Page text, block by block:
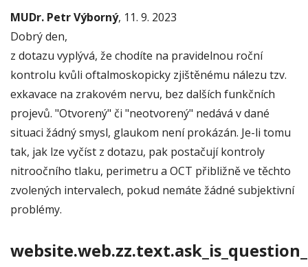
MUDr. Petr Výborný, 11. 9. 2023
Dobrý den,
z dotazu vyplývá, že chodíte na pravidelnou roční
kontrolu kvůli oftalmoskopicky zjištěnému nálezu tzv.
exkavace na zrakovém nervu, bez dalších funkčních
projevů. "Otvorený" či "neotvorený" nedává v dané
situaci žádný smysl, glaukom není prokázán. Je-li tomu
tak, jak lze vyčíst z dotazu, pak postačují kontroly
nitroočního tlaku, perimetru a OCT přibližně ve těchto
zvolených intervalech, pokud nemáte žádné subjektivní
problémy.